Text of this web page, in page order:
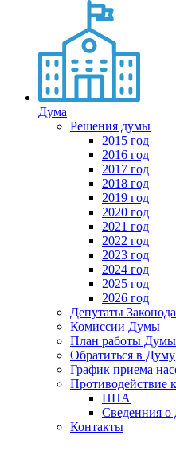
Дума
Решения думы
2015 год
2016 год
2017 год
2018 год
2019 год
2020 год
2021 год
2022 год
2023 год
2024 год
2025 год
2026 год
Депутаты
Комиссии Думы
План работы Думы
Обратиться в Думу
График приема
Противодействие
НПА
Сведенния о
Контакты